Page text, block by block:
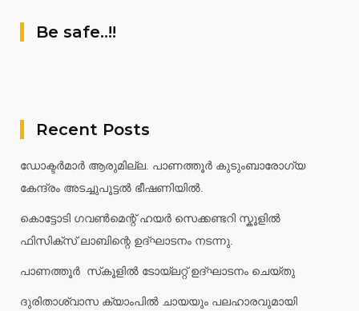
Be safe..!!
Recent Posts
ഡോക്ടർമാർ ആരുമില്ല. പാണത്തൂർ കുടുംബാരോഗ്യ
കേന്ദ്രം അടച്ചുപൂട്ടൽ ഭീഷണിയിൽ.
കൊട്ടോടി ഗവൺമെന്റ് ഹയർ സെക്കണ്ടറി സ്കൂളിൽ
ഫിസിക്സ് ലാബിന്റെ ഉദ്ഘാടനം നടന്നു.
പാണത്തൂർ സ്‌കൂളിൽ ടോയ്ലറ്റ് ഉദ്ഘാടനം ചെയ്തു
ദുരിതാശ്വാസ ക്യാംപിൽ ചായയും പലഹാരവുമായി